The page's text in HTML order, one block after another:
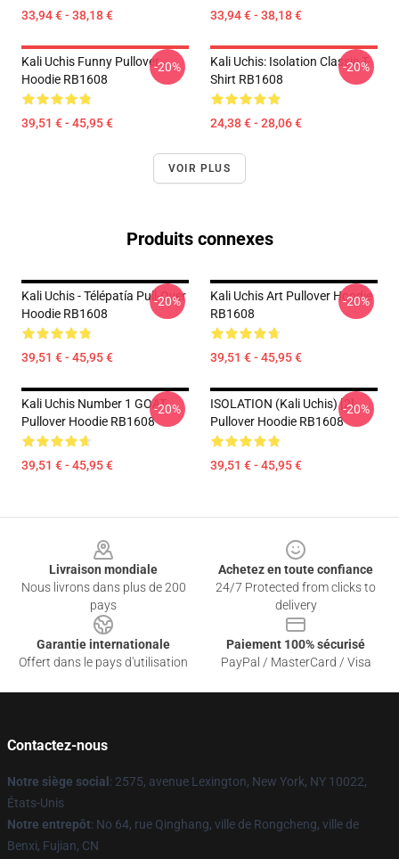
33,94 € - 38,18 € 33,94 € - 38,18 €
Kali Uchis Funny Pullover
Hoodie RB1608
39,51 € - 45,95 €
-20%
Kali Uchis: Isolation Classic T-
Shirt RB1608
24,38 € - 28,06 €
-20%
VOIR PLUS
Produits connexes
Kali Uchis - Télépatía Pull-Over
Hoodie RB1608
39,51 € - 45,95 €
-20%
Kali Uchis Art Pullover Hoodie
RB1608
39,51 € - 45,95 €
-20%
Kali Uchis Number 1 GOAT
Pullover Hoodie RB1608
39,51 € - 45,95 €
-20%
ISOLATION (Kali Uchis) [2]
Pullover Hoodie RB1608
39,51 € - 45,95 €
-20%
Livraison mondiale
Nous livrons dans plus de 200
pays
Achetez en toute confiance
24/7 Protected from clicks to
delivery
Garantie internationale
Offert dans le pays d'utilisation
Paiement 100% sécurisé
PayPal / MasterCard / Visa
Contactez-nous
Notre siège social : 2575, avenue Lexington, New York, NY 10022,
États-Unis
Notre entrepôt: No 64, rue Qinghang, ville de Rongcheng, ville de
Benxi, Fujian, CN